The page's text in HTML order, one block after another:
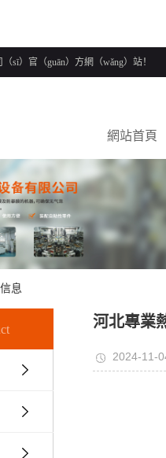
sī）官（guān）方網（wǎng）站！
網站首頁
息
河北專業
2024-11-